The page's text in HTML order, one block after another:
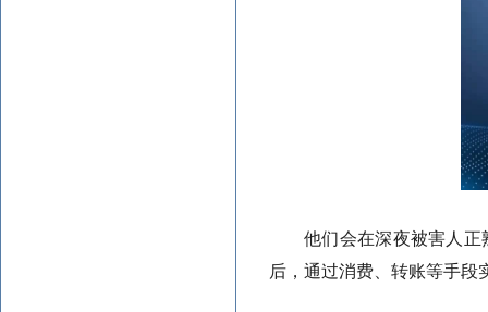
他们会在深夜被害人
后，通过消费、转账等手段